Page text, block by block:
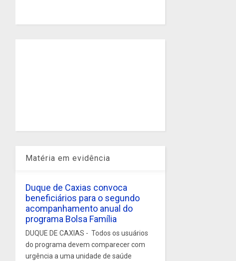
Matéria em evidência
Duque de Caxias convoca
beneficiários para o segundo
acompanhamento anual do
programa Bolsa Família
DUQUE DE CAXIAS - Todos os usuários
do programa devem comparecer com
urgência a uma unidade de saúde